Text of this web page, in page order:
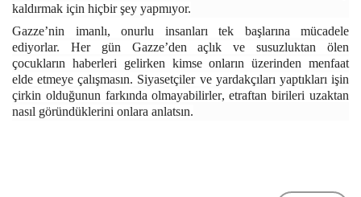
kaldırmak için hiçbir şey yapmıyor.
Gazze’nin imanlı, onurlu insanları tek başlarına mücadele
ediyorlar. Her gün Gazze’den açlık ve susuzluktan ölen
çocukların haberleri gelirken kimse onların üzerinden menfaat
elde etmeye çalışmasın. Siyasetçiler ve yardakçıları yaptıkları işin
çirkin olduğunun farkında olmayabilirler, etraftan birileri uzaktan
nasıl göründüklerini onlara anlatsın.